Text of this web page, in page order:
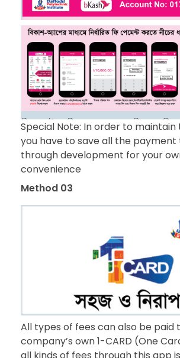
Special Note: In order to
you have to save all the
through development for your
convenience
Method 03
All types of fees can also be paid
company’s own 1-CARD (One
all kinds of fees through this app